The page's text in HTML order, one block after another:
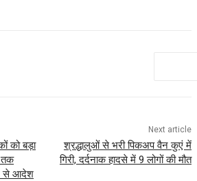
को बड़ा
तक
से आदेश
Next article
श्रद्धालुओं से भरी पिकअप वैन कुएं में
गिरी, दर्दनाक हादसे में 9 लोगों की मौत